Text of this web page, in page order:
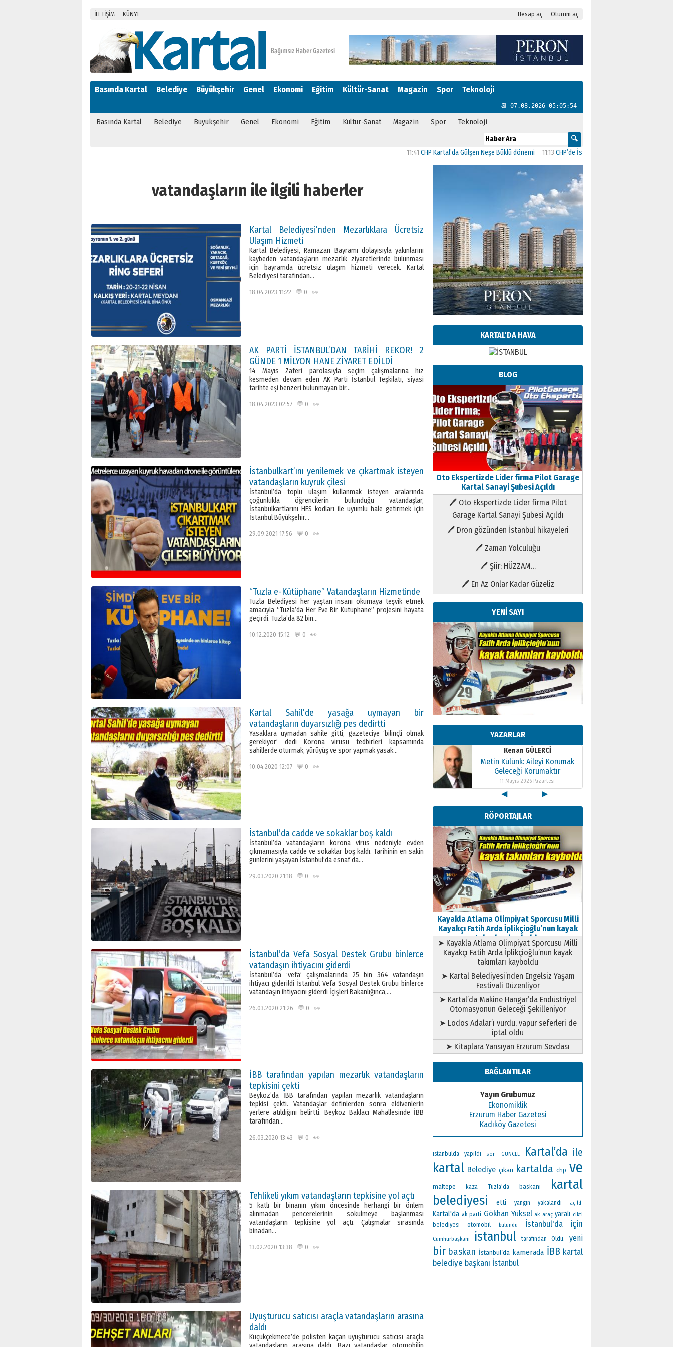
İLETİŞİM KÜNYE Hesap aç Oturum aç
Basında Kartal Belediye Büyükşehir Genel Ekonomi Eğitim Kültür-Sanat Magazin Spor Teknoloji
📆 07.08.2026 05:05:55
Basında Kartal Belediye Büyükşehir Genel Ekonomi Eğitim Kültür-Sanat Magazin Spor Teknoloji
CHP Kartal’da Gülşen Neşe Büklü dönemi 11:13CHP’de İstanbul’daki 23 İlçenin Başkanları Belli Oldu
vatandaşların ile ilgili haberler
Kartal Belediyesi’nden Mezarlıklara Ücretsiz
Ulaşım Hizmeti
Kartal Belediyesi, Ramazan Bayramı dolayısıyla yakınlarını
kaybeden vatandaşların mezarlık ziyaretlerinde bulunması
için bayramda ücretsiz ulaşım hizmeti verecek. Kartal
Belediyesi tarafından…
18.04.2023 11:22 💬 0 👀
AK PARTİ İSTANBUL’DAN TARİHİ REKOR! 2
GÜNDE 1 MİLYON HANE ZİYARET EDİLDİ
14 Mayıs Zaferi parolasıyla seçim çalışmalarına hız
kesmeden devam eden AK Parti İstanbul Teşkilatı, siyasi
tarihte eşi benzeri bulunmayan bir…
18.04.2023 02:57 💬 0 👀
İstanbulkart’ını yenilemek ve çıkartmak isteyen
vatandaşların kuyruk çilesi
İstanbul’da toplu ulaşım kullanmak isteyen aralarında
çoğunlukla öğrencilerin bulunduğu vatandaşlar,
İstanbulkartlarını HES kodları ile uyumlu hale getirmek için
İstanbul Büyükşehir…
29.09.2021 17:56 💬 0 👀
“Tuzla e-Kütüphane” Vatandaşların Hizmetinde
Tuzla Belediyesi her yaştan insanı okumaya teşvik etmek
amacıyla “Tuzla’da Her Eve Bir Kütüphane” projesini hayata
geçirdi. Tuzla’da 82 bin…
10.12.2020 15:12 💬 0 👀
Kartal Sahil’de yasağa uymayan bir
vatandaşların duyarsızlığı pes dedirtti
Yasaklara uymadan sahile gitti, gazeteciye ‘bilinçli olmak
gerekiyor’ dedi Korona virüsü tedbirleri kapsamında
sahillerde oturmak, yürüyüş ve spor yapmak yasak…
10.04.2020 12:07 💬 0 👀
İstanbul’da cadde ve sokaklar boş kaldı
İstanbul’da vatandaşların korona virüs nedeniyle evden
çıkmamasıyla cadde ve sokaklar boş kaldı. Tarihinin en sakin
günlerini yaşayan İstanbul’da esnaf da…
29.03.2020 21:18 💬 0 👀
İstanbul’da Vefa Sosyal Destek Grubu binlerce
vatandaşın ihtiyacını giderdi
İstanbul’da ‘vefa’ çalışmalarında 25 bin 364 vatandaşın
ihtiyacı giderildi İstanbul Vefa Sosyal Destek Grubu binlerce
vatandaşın ihtiyacını giderdi İçişleri Bakanlığınca,…
26.03.2020 21:26 💬 0 👀
İBB tarafından yapılan mezarlık vatandaşların
tepkisini çekti
Beykoz’da İBB tarafından yapılan mezarlık vatandaşların
tepkisi çekti. Vatandaşlar definlerden sonra eldivenlerin
yerlere atıldığını belirtti. Beykoz Baklacı Mahallesinde İBB
tarafından…
26.03.2020 13:43 💬 0 👀
Tehlikeli yıkım vatandaşların tepkisine yol açtı
5 katlı bir binanın yıkım öncesinde herhangi bir önlem
alınmadan pencerelerinin sökülmeye başlanması
vatandaşların tepkisine yol açtı. Çalışmalar sırasında
binadan…
13.02.2020 13:38 💬 0 👀
Uyuşturucu satıcısı araçla vatandaşların arasına
daldı
Küçükçekmece’de polisten kaçan uyuşturucu satıcısı araçla
KARTAL'DA HAVA
BLOG
Oto Ekspertizde Lider firma Pilot Garage
Kartal Sanayi Şubesi Açıldı
🖊 Oto Ekspertizde Lider firma Pilot
Garage Kartal Sanayi Şubesi Açıldı
🖊 Dron gözünden İstanbul hikayeleri
🖊 Zaman Yolculuğu
🖊 Şiir; HÜZZAM…
🖊 En Az Onlar Kadar Güzeliz
YENİ SAYI
YAZARLAR
Kenan GÜLERCİ
Metin Külünk: Aileyi Korumak
Geleceği Korumaktır
11 Mayıs 2026 Pazartesi
Kenan GÜLERCİ
Metin Külünk: Aileyi Korumak
Geleceği Korumaktır
11 Mayıs 2026 Pazartesi
Kenan GÜLERCİ
Metin Külünk: Aileyi Korumak
Geleceği Korumaktır
11 Mayıs 2026 Pazartesi
◀ ▶
RÖPORTAJLAR
Kayakla Atlama Olimpiyat Sporcusu Milli
Kayakçı Fatih Arda İplikçioğlu’nun kayak
takımları kayboldu
➤ Kayakla Atlama Olimpiyat Sporcusu Milli
Kayakçı Fatih Arda İplikçioğlu’nun kayak
takımları kayboldu
➤ Kartal Belediyesi’nden Engelsiz Yaşam
Festivali Düzenliyor
➤ Kartal’da Makine Hangar’da Endüstriyel
Otomasyonun Geleceği Şekilleniyor
➤ Lodos Adalar’ı vurdu, vapur seferleri de
iptal oldu
➤ Kitaplara Yansıyan Erzurum Sevdası
BAĞLANTILAR
Yayın Grubumuz
Ekonomiklik
Erzurum Haber Gazetesi
Kadıköy Gazetesi
istanbulda yapıldı son GÜNCEL Kartal’da ile
kartal Belediye çıkan kartalda chp ve
maltepe kaza Tuzla'da baskani
kartal
belediyesi
etti yangin yakalandı açıldı
Kartal'da ak parti Gökhan Yüksel ak araç yaralı cikti
belediyesi otomobil bulundu İstanbul'da için
Cumhurbaşkanı istanbul tarafından Oldu. yeni
bir baskan İstanbul’da kamerada İBB kartal
belediye başkanı İstanbul